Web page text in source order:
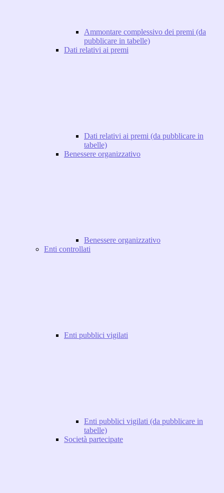
Ammontare complessivo dei premi (da
pubblicare in tabelle)
Dati relativi ai premi
Dati relativi ai premi (da pubblicare in
tabelle)
Benessere organizzativo
Benessere organizzativo
Enti controllati
Enti pubblici vigilati
Enti pubblici vigilati (da pubblicare in
tabelle)
Società partecipate